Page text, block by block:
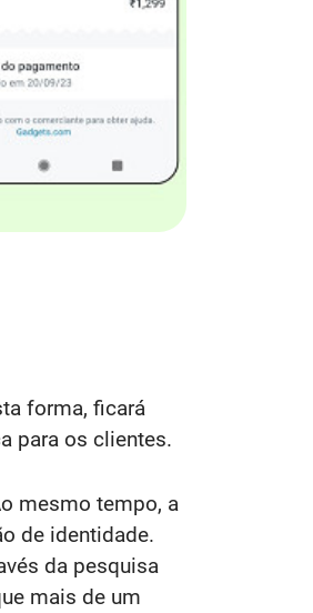
forma, ficará
para os clientes.
mesmo tempo, a
de identidade.
da pesquisa
mais de um